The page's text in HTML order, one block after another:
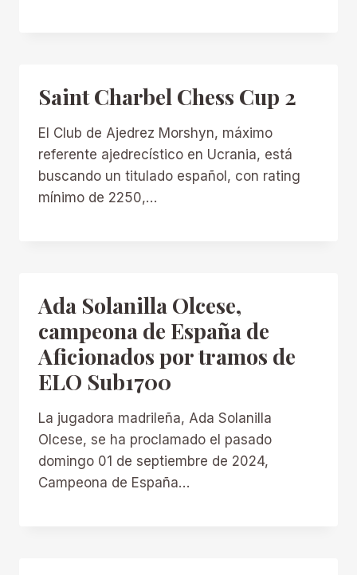
Saint Charbel Chess Cup 2
El Club de Ajedrez Morshyn, máximo
referente ajedrecístico en Ucrania, está
buscando un titulado español, con rating
mínimo de 2250,…
Ada Solanilla Olcese,
campeona de España de
Aficionados por tramos de
ELO Sub1700
La jugadora madrileña, Ada Solanilla
Olcese, se ha proclamado el pasado
domingo 01 de septiembre de 2024,
Campeona de España…